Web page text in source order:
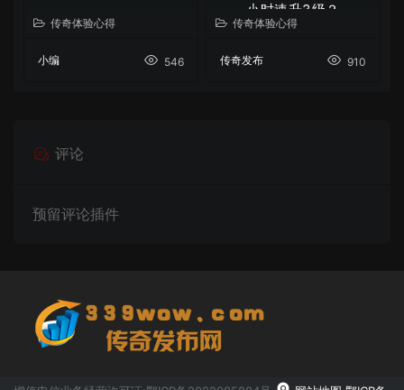
传奇体验心得
小编 546
小时速升3级？
传奇体验心得
传奇发布 910
评论
预留评论插件